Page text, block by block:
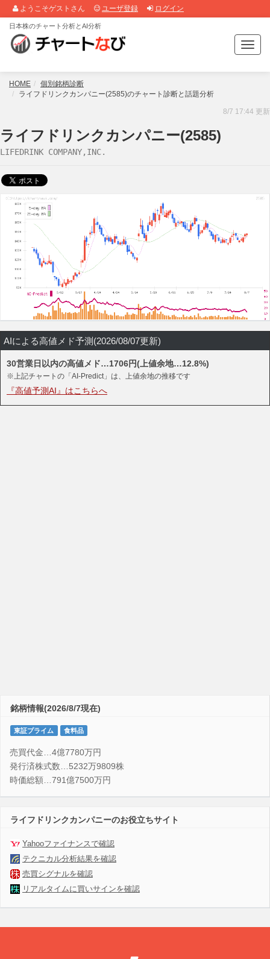
ようこそゲストさん ユーザ登録 ログイン
T
o
g
日本株のチャート分析とAI分析
HOME
個別銘柄診断
ライフドリンクカンパニー(2585)のチャート診断と話題分析
8/7 17:44 更新
ライフドリンクカンパニー(2585)
LIFEDRINK COMPANY,INC.
AIによる高値メド予測(2026/08/07更新)
30営業日以内の高値メド…1706円(上値余地…12.8%)
※上記チャートの「AI-Predict」は、上値余地の推移です
『高値予測AI』はこちらへ
銘柄情報(2026/8/7現在)
東証プライム 食料品
売買代金…4億7780万円
発行済株式数…5232万9809株
時価総額…791億7500万円
ライフドリンクカンパニーのお役立ちサイト
Yahooファイナンスで確認
テクニカル分析結果を確認
売買シグナルを確認
リアルタイムに買いサインを確認